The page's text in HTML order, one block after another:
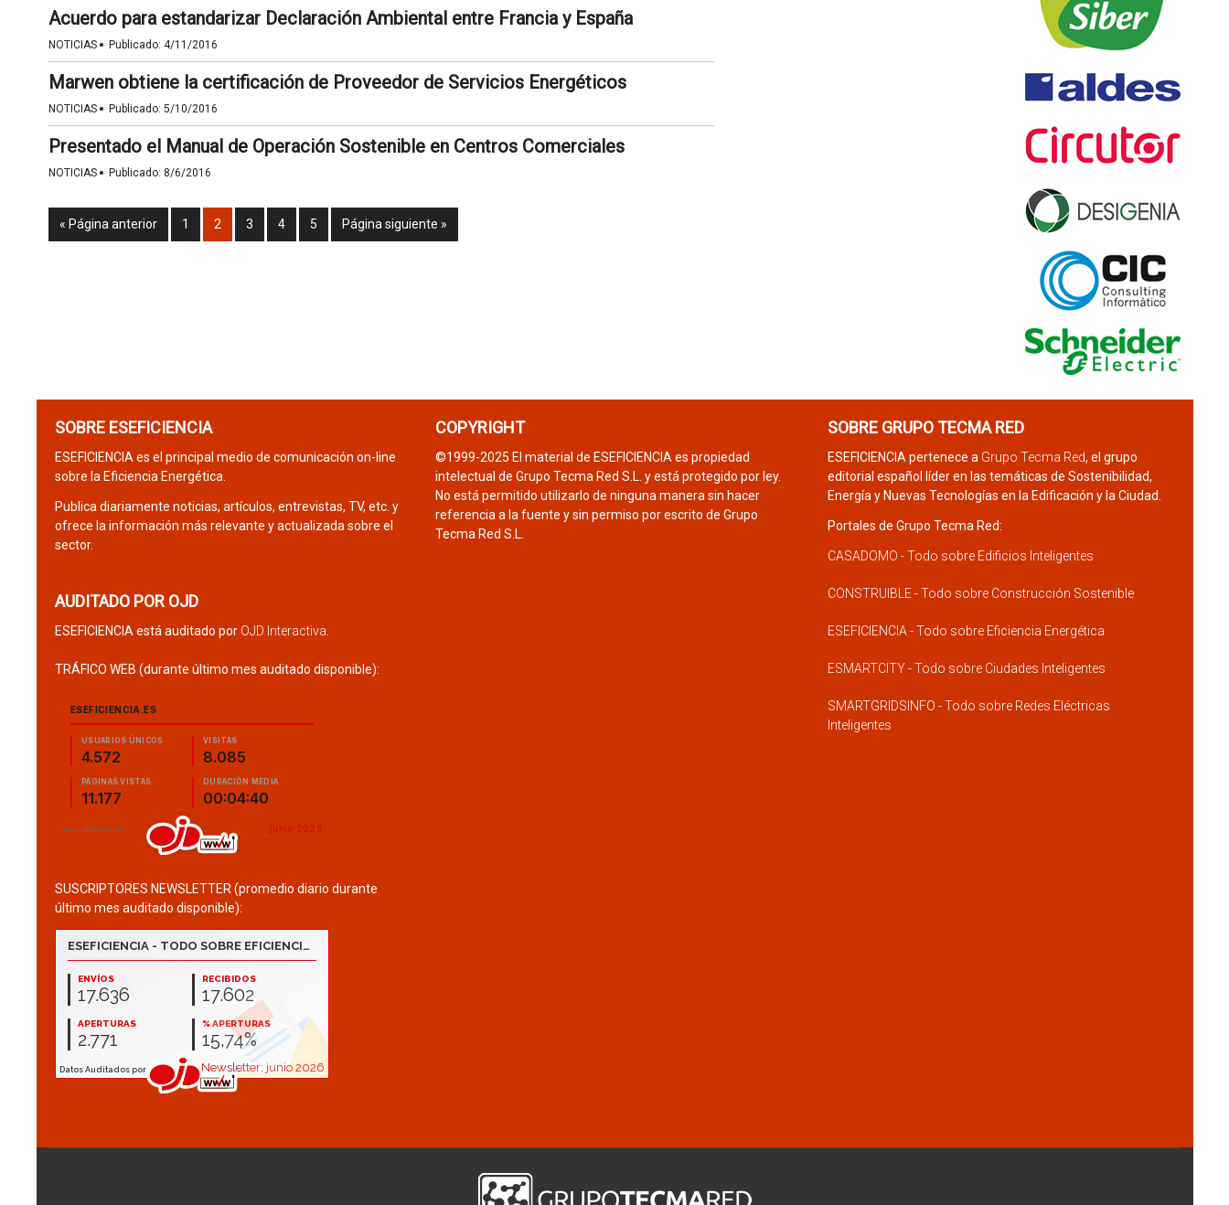
Acuerdo para estandarizar Declaración Ambiental entre Francia y España
NOTICIAS · Publicado: 4/11/2016
Marwen obtiene la certificación de Proveedor de Servicios Energéticos
NOTICIAS · Publicado: 5/10/2016
Presentado el Manual de Operación Sostenible en Centros Comerciales
NOTICIAS · Publicado: 8/6/2016
« Página anterior 1 2 3 4 5 Página siguiente »
SOBRE ESEFICIENCIA
ESEFICIENCIA es el principal medio de comunicación on-line
sobre la Eficiencia Energética.
Publica diariamente noticias, artículos, entrevistas, TV, etc. y
ofrece la información más relevante y actualizada sobre el
sector.
AUDITADO POR OJD
ESEFICIENCIA está auditado por OJD Interactiva
TRÁFICO WEB (durante último mes auditado disponible):
SUSCRIPTORES NEWSLETTER (promedio diario durante
último mes auditado disponible):
COPYRIGHT
©1999-2025 El material de ESEFICIENCIA es propiedad
intelectual de Grupo Tecma Red S.L. y está protegido por ley.
No está permitido utilizarlo de ninguna manera sin hacer
referencia a la fuente y sin permiso por escrito de Grupo
Tecma Red S.L.
SOBRE GRUPO TECMA RED
ESEFICIENCIA pertenece a Grupo Tecma Red, el grupo
editorial español líder en las temáticas de Sostenibilidad,
Energía y Nuevas Tecnologías en la Edificación y la Ciudad.
Portales de Grupo Tecma Red:
CASADOMO - Todo sobre Edificios Inteligentes
CONSTRUIBLE - Todo sobre Construcción Sostenible
ESEFICIENCIA - Todo sobre Eficiencia Energética
ESMARTCITY - Todo sobre Ciudades Inteligentes
SMARTGRIDSINFO - Todo sobre Redes Eléctricas
Inteligentes